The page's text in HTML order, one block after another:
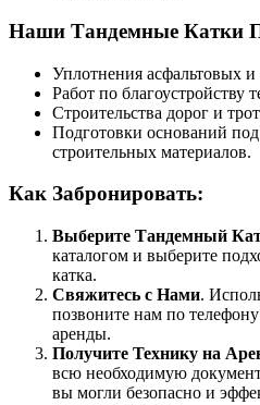
Наши Тандемные Катки
Уплотнения асфальтовых
Работ по благоустройству
Строительства дорог и
Подготовки оснований
строительных материалов.
Как Забронировать:
Выберите Тандемный
каталогом и выберите
катка.
Свяжитесь с Нами.
позвоните нам по
аренды.
Получите Технику на
всю необходимую
вы могли безопасно и